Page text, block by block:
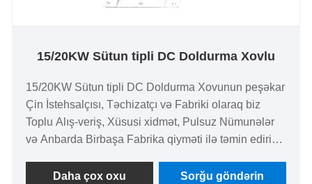
15/20KW Sütun tipli DC Doldurma Xovlu
15/20KW Sütun tipli DC Doldurma Xovunun peşəkar
Çin İstehsalçısı, Təchizatçı və Fabriki olaraq biz
Toplu Alış-veriş, Xüsusi xidmət, Pulsuz Nümunələr
və Anbarda Birbaşa Fabrika qiyməti ilə təmin edirik.
elektrik avtomobilləri, orta/ağır yük maşınları,
Daha çox oxu Sorğu göndərin